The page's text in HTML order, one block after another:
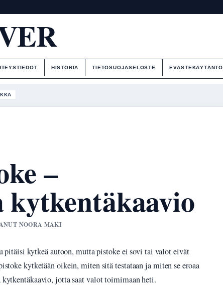
HISTORIA TIETOSUOJASELOSTE EVÄSTEKÄYTÄNTÖ
–
kytkentäkaavio
NOORA MAKI
kytkeä autoon, mutta pistoke ei sovi tai valot eivät
kytketään oikein, miten sitä testataan ja miten se eroaa
kytkentäkaavio, jotta saat valot toimimaan heti.